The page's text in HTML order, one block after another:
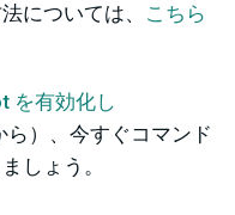
については、 こちら
を有効化し
ら）、今すぐコマンド
しょう。